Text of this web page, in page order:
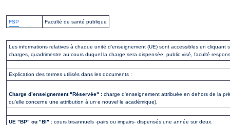
FSP Faculté de santé publique
Les informations relatives à chaque unité d'enseignement (UE) sont accessibles en cliquant
charges, quadrimestre au cours duquel la charge sera dispensée, public visé, faculté
Explication des termes utilisés dans les documents :
Charge d’enseignement "Réservée" : charge d'enseignement attribuée en dehors de la
qu'elle concerne une attribution à un·e nouvel·le académique).
UE "BP" ou "BI" : cours bisannuels -pairs ou impairs- dispensés une année sur deux.